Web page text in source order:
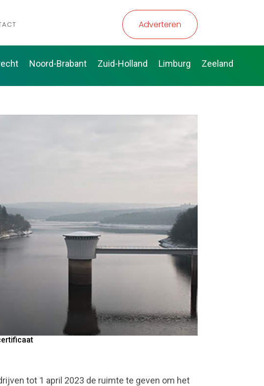
Adverteren
Noord-Brabant Zuid-Holland Limburg Zeeland
tot 1 april 2023 de ruimte te geven om het